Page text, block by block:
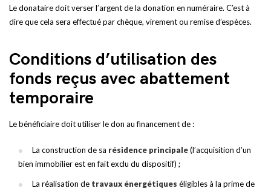
Le donataire doit verser l’argent de la donation en numéraire. C’est à
dire que cela sera effectué par chèque, virement ou remise d’espèces.
Conditions d’utilisation des
fonds reçus avec abattement
temporaire
Le bénéficiaire doit utiliser le don au financement de :
La construction de sa résidence principale(l’acquisition d’un
bien immobilier est en fait exclu du dispositif) ;
La réalisation de travaux énergétiques éligibles à la prime de